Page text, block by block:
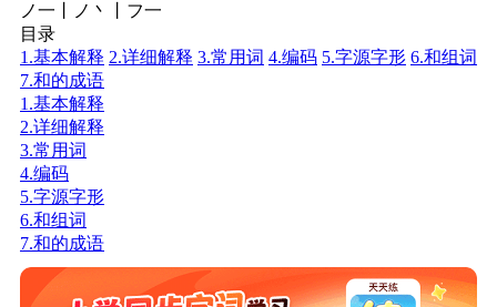
ノ一丨ノ丶丨フ一
目录
1.基本解释 2.详细解释 3.常用词 4.编码 5.字源字形 6.和组词
7.和的成语
1.基本解释
2.详细解释
3.常用词
4.编码
5.字源字形
6.和组词
7.和的成语